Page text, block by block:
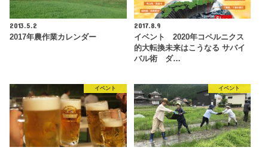
2013.5.2
2017年農作業カレンダー
2017.8.9
イベント 2020年コペルニクス
的大転換未来はこうなる サバイ
バル術 ダ…
イベント イベント